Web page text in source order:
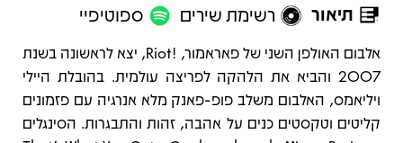
תיאור רשימת שירים ספוטיפיי
תיאור
​אלבום האולפן השני של פאראמור, !Riot, יצא לראשונה בשנת
2007 והביא את הלהקה לפריצה עולמית. בהובלת היילי
ויליאמס, האלבום משלב פופ-פאנק מלא אנרגיה עם פזמונים
קליטים וטקסטים כנים על אהבה, זהות והתבגרות. הסינגלים